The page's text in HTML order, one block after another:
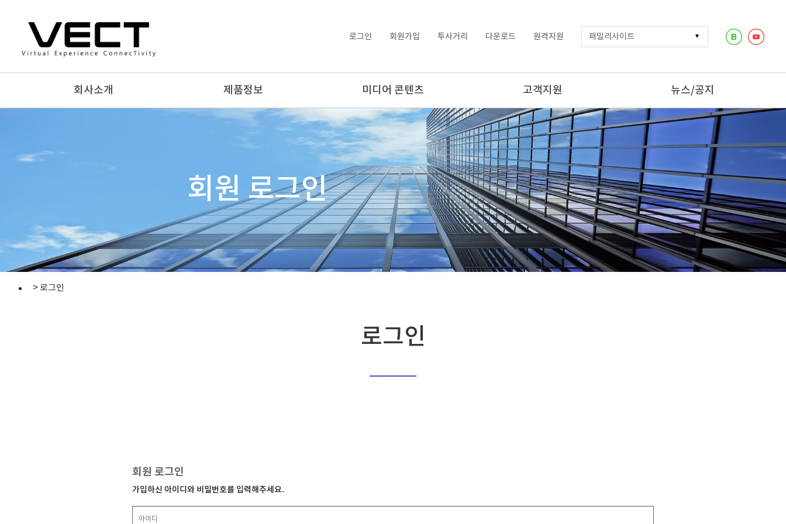
로그인 회원가입 투사거리 다운로드 원격지원
회사소개 제품정보 미디어 콘텐츠 고객지원 뉴스/공지
회원 로그인
> 로그인
로그인
회원 로그인
가입하신 아이디와 비밀번호를 입력해주세요.